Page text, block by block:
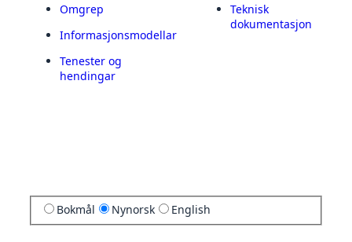
Omgrep
Informasjonsmodellar
Tenester og
hendingar
Teknisk
dokumentasjon
Bokmål Nynorsk English